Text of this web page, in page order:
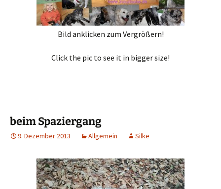
Bild anklicken zum Vergrößern!
Click the pic to see it in bigger size!
beim Spaziergang
9. Dezember 2013 Allgemein Silke